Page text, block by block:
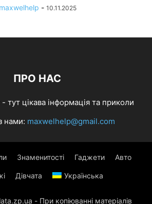
maxwelhelp - 10.11.2025
ПРО НАС
тут цікава інформація та приколи
нами: maxwelhelp@gmail.com
Знаменитості Гаджети Авто
Дівчата Українська
- При копіюванні матеріалів